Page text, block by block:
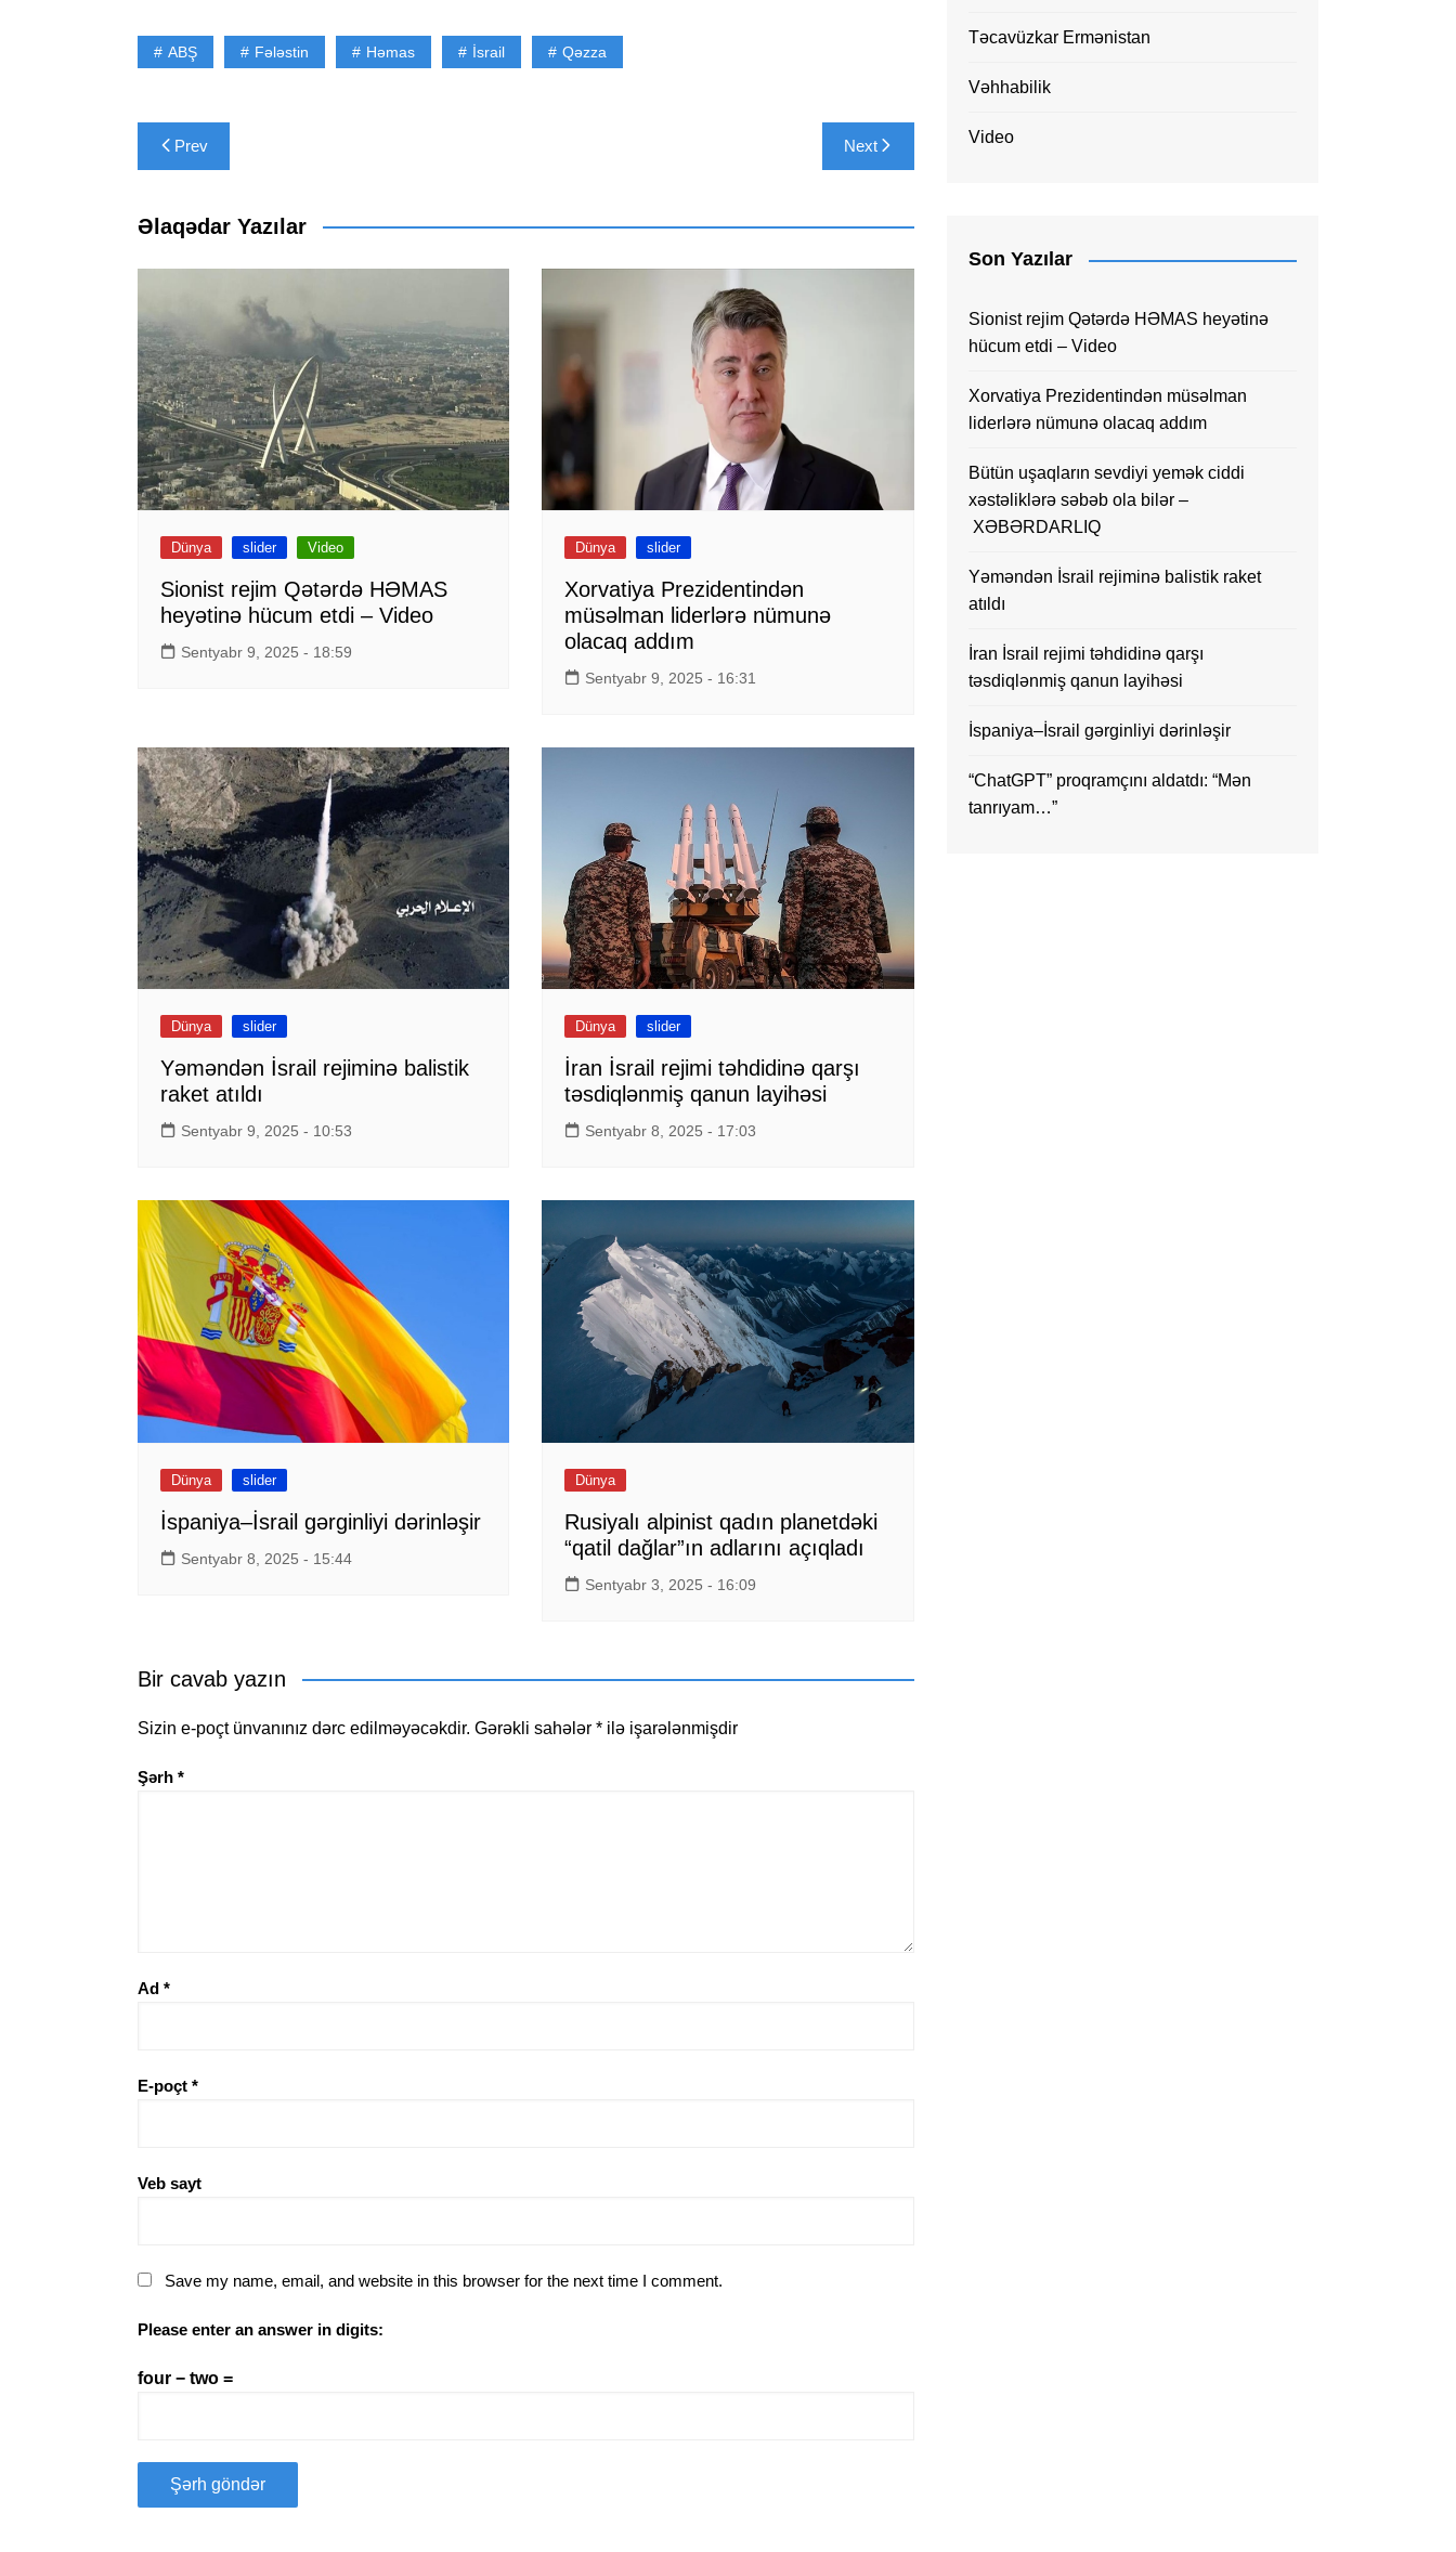
ABŞ Fələstin Həmas İsrail Qəzza
Yazı
naviqasiyası
Prev Next
Əlaqədar Yazılar
Dünya slider Video
Sionist rejim Qətərdə HƏMAS
heyətinə hücum etdi – Video
Sentyabr 9, 2025 - 18:59
Dünya slider
Xorvatiya Prezidentindən
müsəlman liderlərə nümunə
olacaq addım
Sentyabr 9, 2025 - 16:31
Dünya slider
Yəməndən İsrail rejiminə balistik
raket atıldı
Sentyabr 9, 2025 - 10:53
Dünya slider
İran İsrail rejimi təhdidinə qarşı
təsdiqlənmiş qanun layihəsi
Sentyabr 8, 2025 - 17:03
Dünya slider
İspaniya–İsrail gərginliyi dərinləşir
Sentyabr 8, 2025 - 15:44
Dünya
Rusiyalı alpinist qadın planetdəki
“qatil dağlar”ın adlarını açıqladı
Sentyabr 3, 2025 - 16:09
Bir cavab yazın
Sizin e-poçt ünvanınız dərc edilməyəcəkdir. Gərəkli sahələr * ilə işarələnmişdir
Şərh *
Ad *
E-poçt *
Veb sayt
Save my name, email, and website in this browser for the next time I comment.
Please enter an answer in digits:
four − two =
Təcavüzkar Ermənistan
Vəhhabilik
Video
Son Yazılar
Sionist rejim Qətərdə HƏMAS heyətinə
hücum etdi – Video
Xorvatiya Prezidentindən müsəlman
liderlərə nümunə olacaq addım
Bütün uşaqların sevdiyi yemək ciddi
xəstəliklərə səbəb ola bilər –
XƏBƏRDARLIQ
Yəməndən İsrail rejiminə balistik raket
atıldı
İran İsrail rejimi təhdidinə qarşı
təsdiqlənmiş qanun layihəsi
İspaniya–İsrail gərginliyi dərinləşir
“ChatGPT” proqramçını aldatdı: “Mən
tanrıyam…”